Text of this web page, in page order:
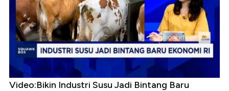
Video:Bikin Industri Susu Jadi Bintang Baru